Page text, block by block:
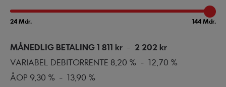
24 Mdr. 144 Mdr.
MÅNEDLIG BETALING 1 811 kr - 2 202 kr
VARIABEL DEBITORRENTE 8,20 % - 12,70 %
ÅOP 9,30 % - 13,90 %